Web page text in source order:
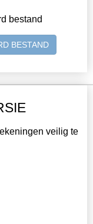
bestand
BESTAND
veilig te